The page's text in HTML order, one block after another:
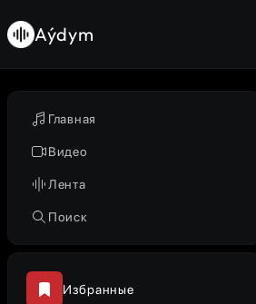
Главная
Видео
Лента
Поиск
Избранные
Aýdym